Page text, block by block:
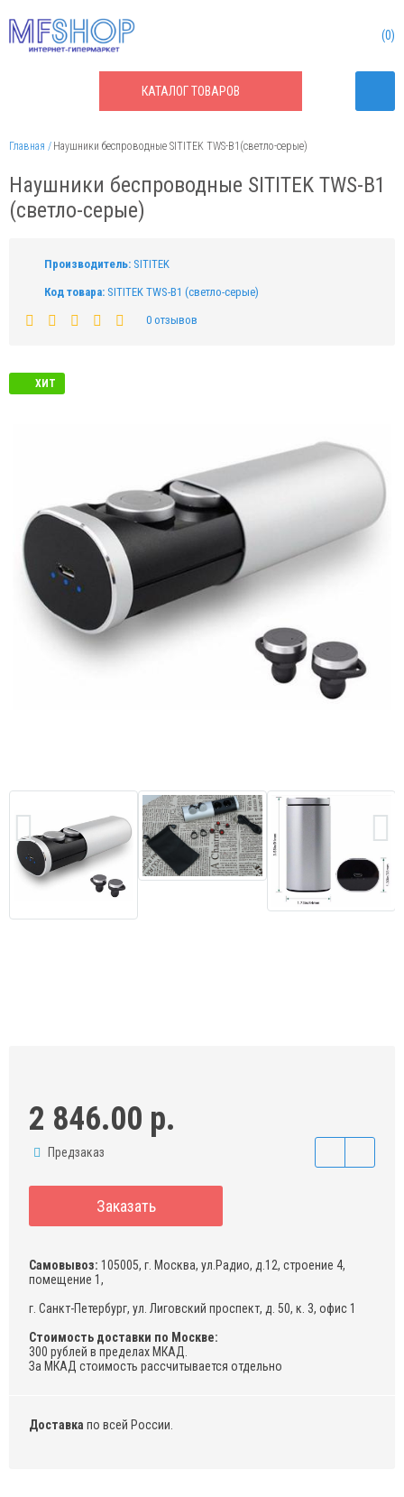
КАТАЛОГТОВАРОВ
0
Главная Наушники беспроводные SITITEK TWS-B1(светло-серые)
Наушники беспроводные SITITEK TWS-B1
(светло-серые)
Производитель: SITITEK
Код товара: SITITEK TWS-B1 (светло-серые)
0 отзывов
ХИТ
2 846.00 р.
Предзаказ
Заказать
Самовывоз: 105005, г. Москва, ул.Радио, д.12, строение 4,
помещение 1,
г. Санкт-Петербург, ул. Лиговский проспект, д. 50, к. 3, офис 1
Стоимость доставки по Москве:
300 рублей в пределах МКАД.
За МКАД стоимость рассчитывается отдельно
Доставка по всей России.